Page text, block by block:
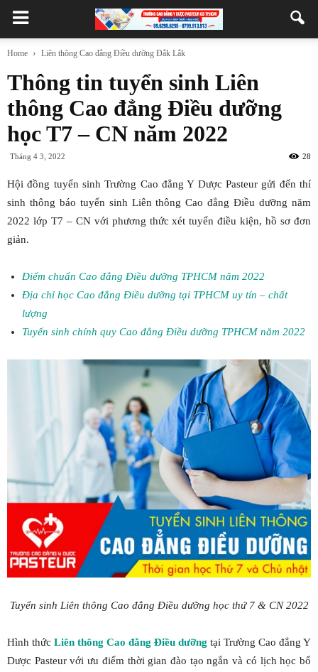
Home Liên thông Cao đẳng Điều dưỡng Đắk Lắk
Thông tin tuyển sinh Liên
thông Cao đẳng Điều dưỡng
học T7 – CN năm 2022
Tháng 4 3, 2022 28
Hội đồng tuyển sinh Trường Cao đẳng Y Dược Pasteur gửi đến thí
sinh thông báo tuyển sinh Liên thông Cao đẳng Điều dưỡng năm
2022 lớp T7 – CN với phương thức xét tuyển điều kiện, hồ sơ đơn
giản.
Điểm chuẩn Cao đẳng Điều dưỡng TPHCM năm 2022
Địa chỉ học Cao đẳng Điều dưỡng tại TPHCM uy tín – chất
lượng
Tuyển sinh chính quy Cao đẳng Điều dưỡng TPHCM năm 2022
Tuyển sinh Liên thông Cao đẳng Điều dưỡng học thứ 7 & CN 2022
Hình thức Liên thông Cao đẳng Điều dưỡng tại Trường Cao đẳng Y
Dược Pasteur với ưu điểm thời gian đào tạo ngắn và có lịch học bổ